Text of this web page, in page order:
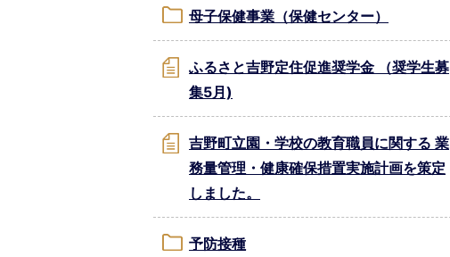
母子保健事業（保健センター）
ふるさと吉野定住促進奨学金 （奨学生募
集5月)
吉野町立園・学校の教育職員に関する 業
務量管理・健康確保措置実施計画を策定
しました。
予防接種